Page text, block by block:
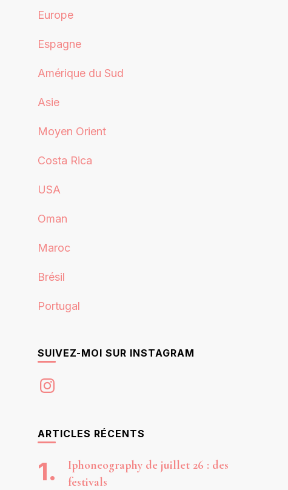
Europe
Espagne
Amérique du Sud
Asie
Moyen Orient
Costa Rica
USA
Oman
Maroc
Brésil
Portugal
SUIVEZ-MOI SUR INSTAGRAM
Instagram
ARTICLES RÉCENTS
Iphoneography de juillet 26 : des
festivals